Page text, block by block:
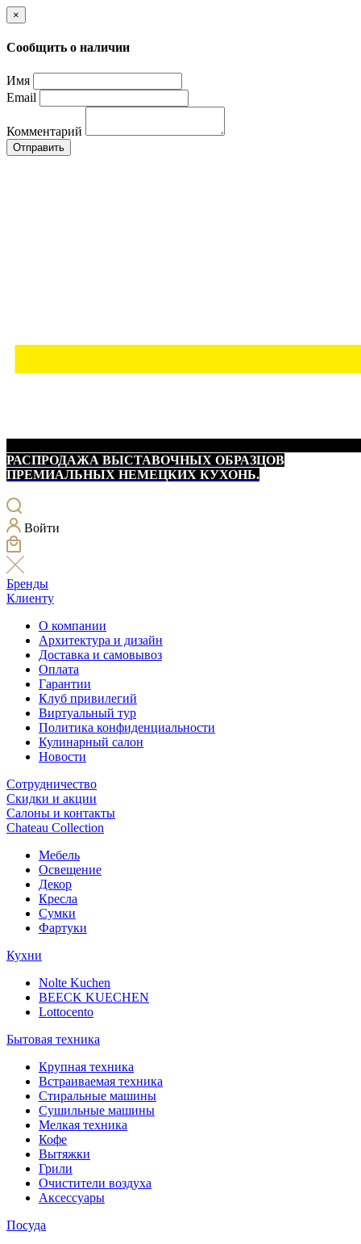
×
Сообщить о наличии
Имя
Email
Комментарий
Отправить
РАСПРОДАЖА ВЫСТАВОЧНЫХ ОБРАЗЦОВ
ПРЕМИАЛЬНЫХ НЕМЕЦКИХ КУХОНЬ.
Войти
Бренды
Клиенту
О компании
Архитектура и дизайн
Доставка и самовывоз
Оплата
Гарантии
Клуб привилегий
Виртуальный тур
Политика конфиденциальности
Кулинарный салон
Новости
Сотрудничество
Скидки и акции
Салоны и контакты
Chateau Collection
Мебель
Освещение
Декор
Кресла
Сумки
Фартуки
Кухни
Nolte Kuchen
BEECK KUECHEN
Lottocento
Бытовая техника
Крупная техника
Встраиваемая техника
Стиральные машины
Сушильные машины
Мелкая техника
Кофе
Вытяжки
Грили
Очистители воздуха
Аксессуары
Посуда